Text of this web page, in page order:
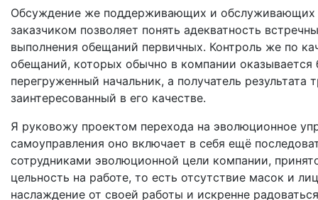
Обсуждение же поддерживающих и обслуживающих
заказчиком позволяет понять адекватность
выполнения обещаний первичных. Контроль же по
обещаний, которых обычно в компании
перегруженный начальник, а получатель результата
заинтересованный в его качестве.
Я руковожу проектом перехода на эволюционное
самоуправления оно включает в себя ещё
сотрудниками эволюционной цели компании,
цельность на работе, то есть отсутствие масок и
наслаждение от своей работы и искренне